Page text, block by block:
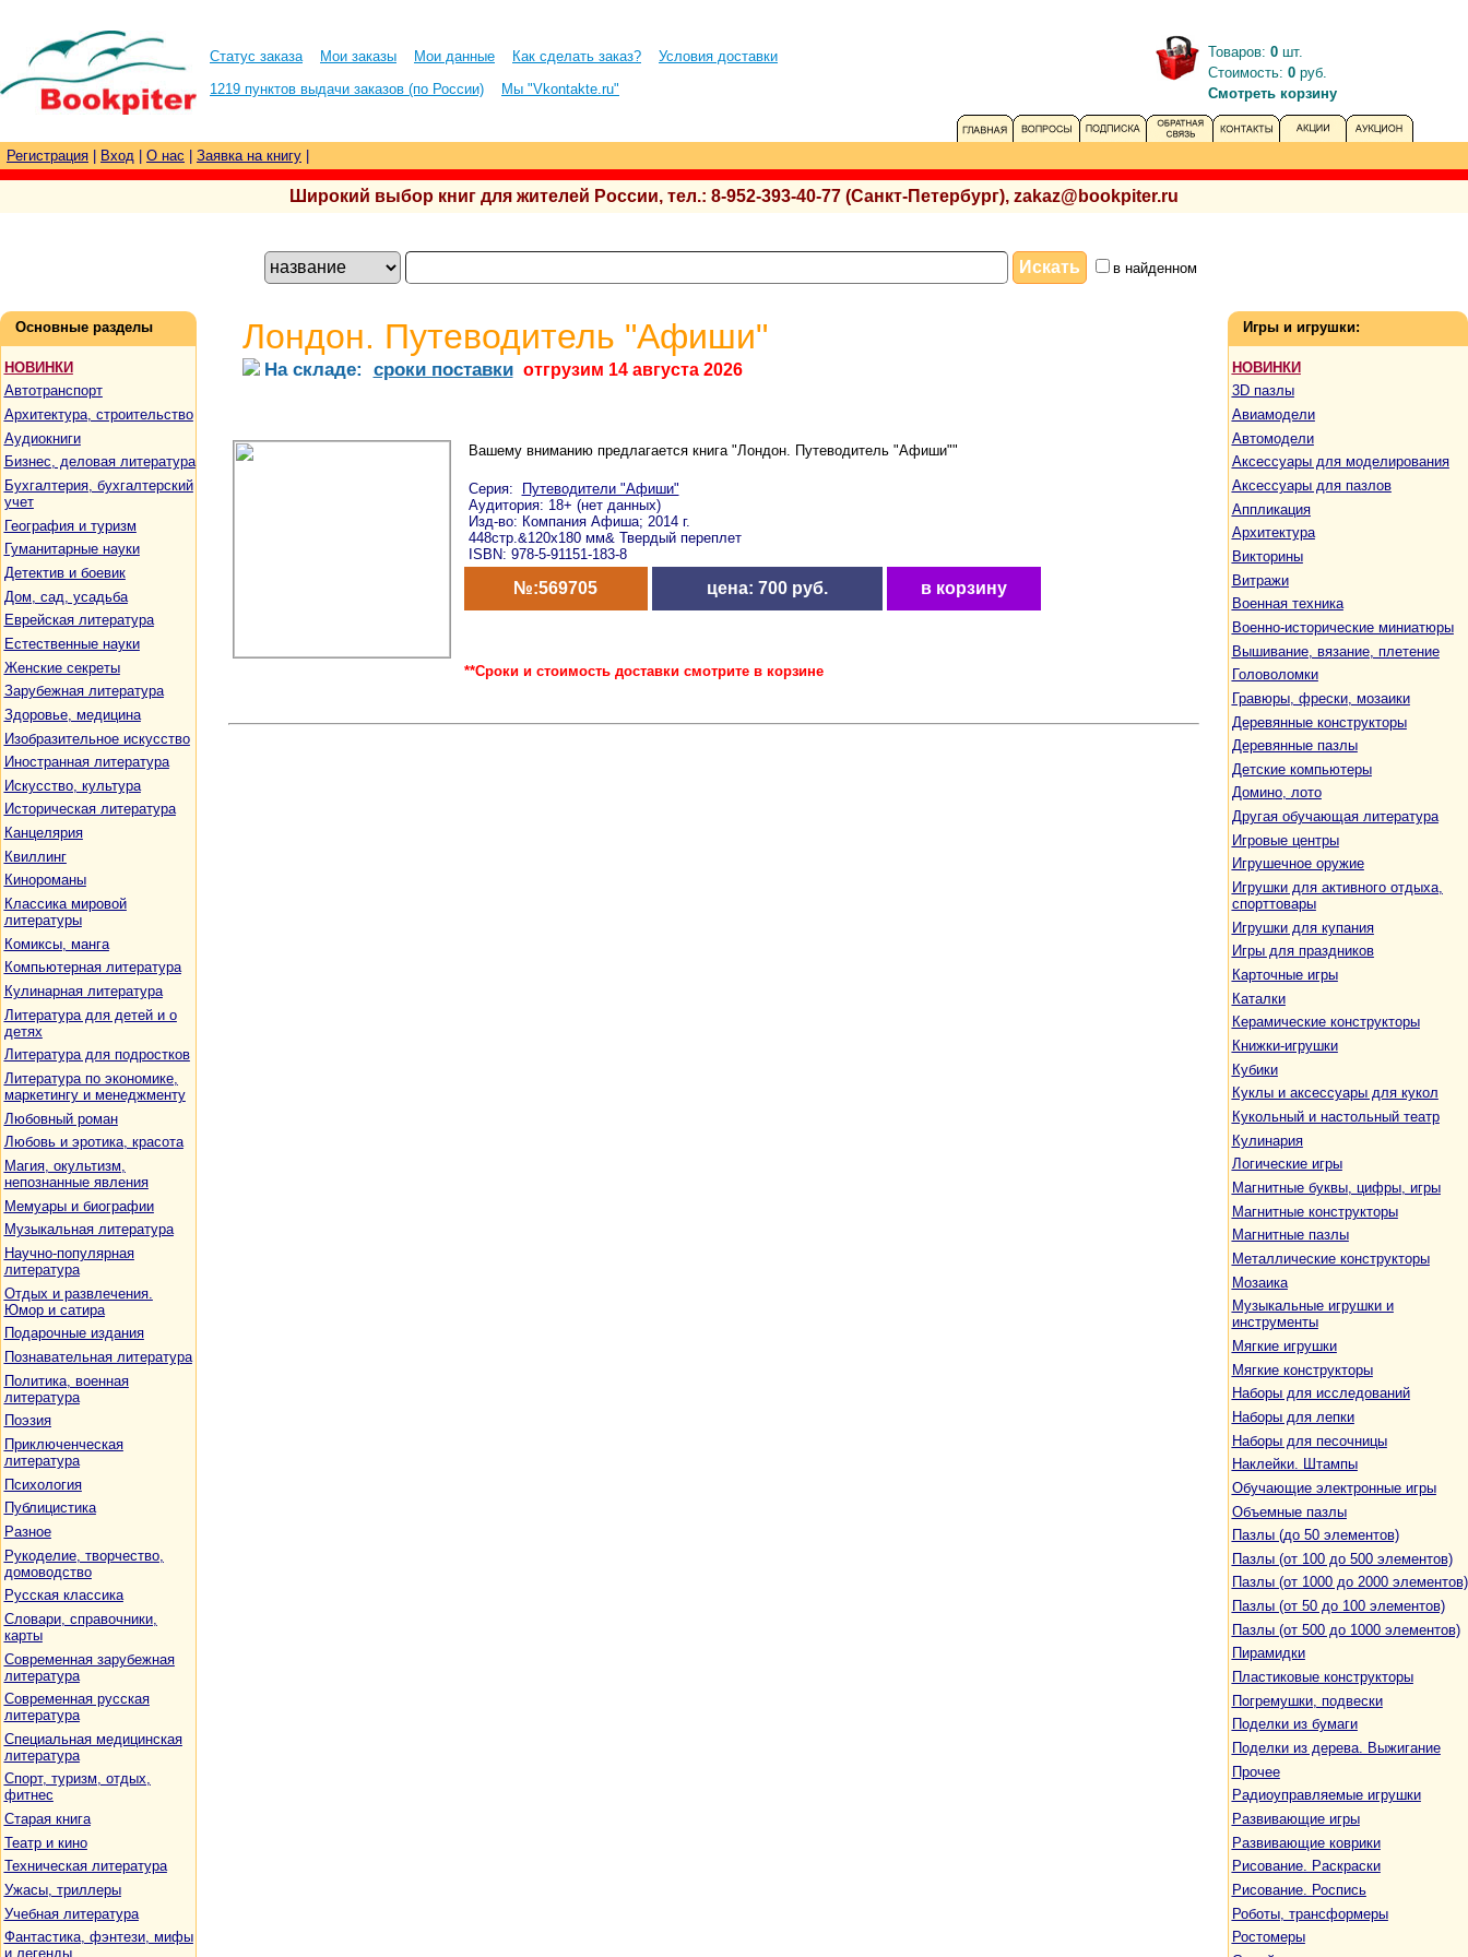
Статус заказа Мои заказы Мои данные Как сделать заказ?
Условия доставки
1219 пунктов выдачи заказов (по России)
Мы "Vkontakte.ru"
Товаров: 0 шт.
Стоимость: 0 руб.
Смотреть корзину
Регистрация Вход О нас Заявка на книгу
Широкий выбор книг для жителей России, тел.: 8-952-393-40-77 (Санкт-Петербург), zakaz@bookpiter.ru
в найденном
Основные разделы
НОВИНКИ
Автотранспорт
Архитектура, строительство
Аудиокниги
Бизнес, деловая литература
Бухгалтерия, бухгалтерский
учет
География и туризм
Гуманитарные науки
Детектив и боевик
Дом, сад, усадьба
Еврейская литература
Естественные науки
Женские секреты
Зарубежная литература
Здоровье, медицина
Изобразительное искусство
Иностранная литература
Искусство, культура
Историческая литература
Канцелярия
Квиллинг
Кинороманы
Классика мировой
литературы
Комиксы, манга
Компьютерная литература
Кулинарная литература
Литература для детей и о
детях
Литература для подростков
Литература по экономике,
маркетингу и менеджменту
Любовный роман
Любовь и эротика, красота
Магия, окультизм,
непознанные явления
Мемуары и биографии
Музыкальная литература
Научно-популярная
литература
Отдых и развлечения.
Юмор и сатира
Подарочные издания
Познавательная литература
Политика, военная
литература
Поэзия
Приключенческая
литература
Психология
Публицистика
Разное
Рукоделие, творчество,
домоводство
Русская классика
Словари, справочники,
карты
Современная зарубежная
литература
Современная русская
литература
Специальная медицинская
литература
Спорт, туризм, отдых,
фитнес
Старая книга
Театр и кино
Техническая литература
Ужасы, триллеры
Учебная литература
Фантастика, фэнтези, мифы
и легенды
Лондон. Путеводитель "Афиши"
На складе: сроки поставки отгрузим 14 августа 2026
Вашему вниманию предлагается книга "Лондон. Путеводитель "Афиши""
Серия:
Путеводители "Афиши"
Аудитория: 18+ (нет данных)
Изд-во: Компания Афиша; 2014 г.
448стр.&120x180 мм& Твердый переплет
ISBN: 978-5-91151-183-8
№:569705 цена: 700 руб. в корзину
**Сроки и стоимость доставки смотрите в корзине
Игры и игрушки:
НОВИНКИ
3D пазлы
Авиамодели
Автомодели
Аксессуары для моделирования
Аксессуары для пазлов
Аппликация
Архитектура
Викторины
Витражи
Военная техника
Военно-исторические миниатюры
Вышивание, вязание, плетение
Головоломки
Гравюры, фрески, мозаики
Деревянные конструкторы
Деревянные пазлы
Детские компьютеры
Домино, лото
Другая обучающая литература
Игровые центры
Игрушечное оружие
Игрушки для активного отдыха,
спорттовары
Игрушки для купания
Игры для праздников
Карточные игры
Каталки
Керамические конструкторы
Книжки-игрушки
Кубики
Куклы и аксессуары для кукол
Кукольный и настольный театр
Кулинария
Логические игры
Магнитные буквы, цифры, игры
Магнитные конструкторы
Магнитные пазлы
Металлические конструкторы
Мозаика
Музыкальные игрушки и
инструменты
Мягкие игрушки
Мягкие конструкторы
Наборы для исследований
Наборы для лепки
Наборы для песочницы
Наклейки. Штампы
Обучающие электронные игры
Объемные пазлы
Пазлы (до 50 элементов)
Пазлы (от 100 до 500 элементов)
Пазлы (от 1000 до 2000 элементов)
Пазлы (от 50 до 100 элементов)
Пазлы (от 500 до 1000 элементов)
Пирамидки
Пластиковые конструкторы
Погремушки, подвески
Поделки из бумаги
Поделки из дерева. Выжигание
Прочее
Радиоуправляемые игрушки
Развивающие игры
Развивающие коврики
Рисование. Раскраски
Рисование. Роспись
Роботы, трансформеры
Ростомеры